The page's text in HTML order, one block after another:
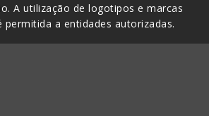
A utilização de logotipos e marcas
permitida a entidades autorizadas.